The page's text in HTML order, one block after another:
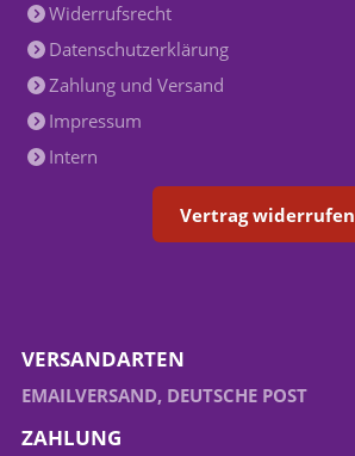
Widerrufsrecht
Datenschutzerklärung
Zahlung und Versand
Impressum
Intern
Vertrag widerrufen
VERSANDARTEN
EMAILVERSAND, DEUTSCHE POST
ZAHLUNG